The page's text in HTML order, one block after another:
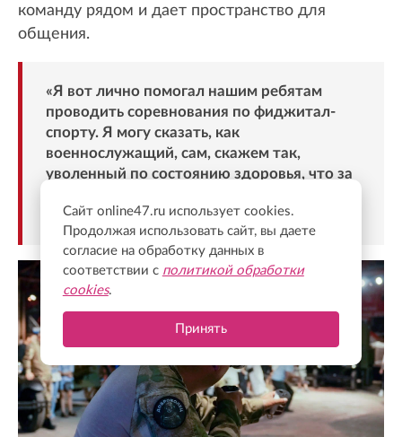
команду рядом и дает пространство для
общения.
«Я вот лично помогал нашим ребятам
проводить соревнования по фиджитал-
спорту. Я могу сказать, как
военнослужащий, сам, скажем так,
уволенный по состоянию здоровья, что за
сказал помощник губернатора.
Сайт online47.ru использует cookies.
Продолжая использовать сайт, вы даете
согласие на обработку данных в
соответствии с политикой обработки
cookies.
Принять